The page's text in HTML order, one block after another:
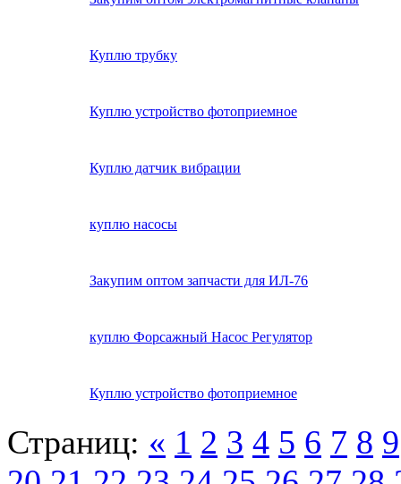
Куплю трубку
Куплю устройство фотоприемное
Куплю датчик вибрации
куплю насосы
Закупим оптом запчасти для ИЛ-76
куплю Форсажный Насос Регулятор
Куплю устройство фотоприемное
Страниц: « 1 2 3 4 5 6 7 8 9